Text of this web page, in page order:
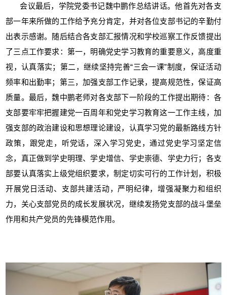
会议最后，学院党委书记魏中鹏作总结讲话。他首先对各支
部一年来所做的工作给予充分肯定，并对各位支部书记的辛勤付
出表示感谢。随后结合各支部汇报情况和学校巡察工作反馈提出
了三点工作要求：第一，明确党史学习教育的重要意义，高度重
视，认真落实；第二，继续坚持完善“三会一课”制度，保证活动
频率和出勤率；第三，加强支部工作记录，提高规范性，保证高
质量。最后，魏中鹏老师对各支部下一阶段的工作提出期待：各
支部要牢牢把握建党一百周年和党史学习教育这一工作主线，加
强支部的政治建设和思想理论建设，认真学习党的最新路线方针
政策，跟党走，听党话，深入学习党史，通过党史学习坚定信
念，真正做到学史明理、学史增信、学史崇德、学史力行；各支
部要认真落实上级党组织要求，制定切实可行的工作计划，积极
开展党日活动、支部共建活动，严明纪律，增强凝聚力和组织
力，关心支部党员的成长发展状况，继续发扬党支部的战斗堡垒
作用和共产党员的先锋模范作用。